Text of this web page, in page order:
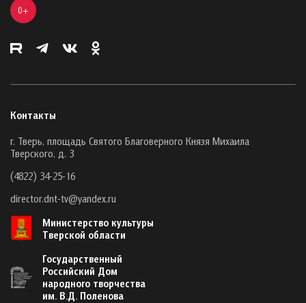
0+
Контакты
г. Тверь, площадь Святого Благоверного Князя Михаила
Тверского, д. 3
(4822) 34-25-16
director.dnt-tv@yandex.ru
Министерство культуры
Тверской области
Государственный
Российский Дом
народного творчества
им. В.Д. Поленова